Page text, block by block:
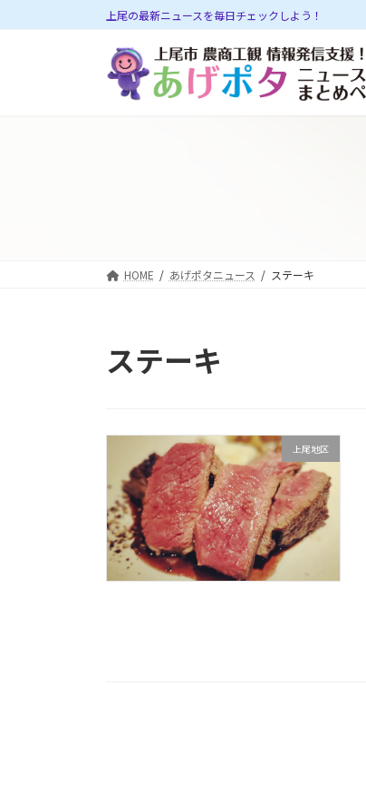
ン
ビ
上尾の最新ニュースを毎日チェックしよう！
HOME あげポタニュース ステーキ
ステーキ
上尾地区